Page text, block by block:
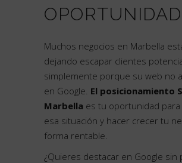
Muchos negocios en Marbella
dejando escapar clientes
simplemente porque su web no
en Google. El posicionamiento
Marbella es tu oportunidad
esa situación y hacer crecer tu
forma rentable.
¿Quieres destacar en Google sin